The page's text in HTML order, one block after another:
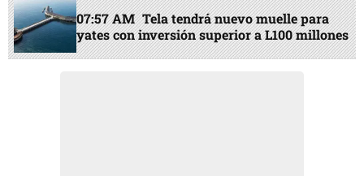
07:57 AM Tela tendrá nuevo muelle para
yates con inversión superior a L100 millones